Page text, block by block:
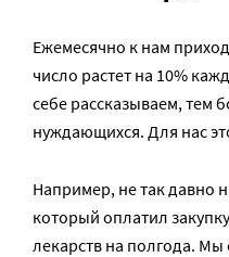
Ежемесячно к нам
число растет на 10%
себе рассказываем, тем
нуждающихся. Для нас
Например, не так давно
который оплатил
лекарств на полгода.